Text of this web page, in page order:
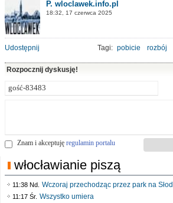
P. wloclawek.info.pl
18:32, 17 czerwca 2025
Udostępnij Tagi: pobicie rozbój
Rozpocznij dyskusję!
Znam i akceptuję regulamin portalu
włocławianie piszą
11:38 Nd. Wczoraj przechodząc przez park na
11:17 Śr. Wszystko umiera